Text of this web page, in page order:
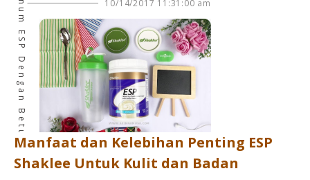
10/14/2017 11:31:00 am
Cara Minum ESP Dengan Betul
Manfaat dan Kelebihan Penting ESP
Shaklee Untuk Kulit dan Badan